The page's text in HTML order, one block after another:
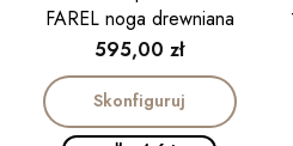
FAREL noga drewniana
Cena
595,00 zł
Skonfiguruj